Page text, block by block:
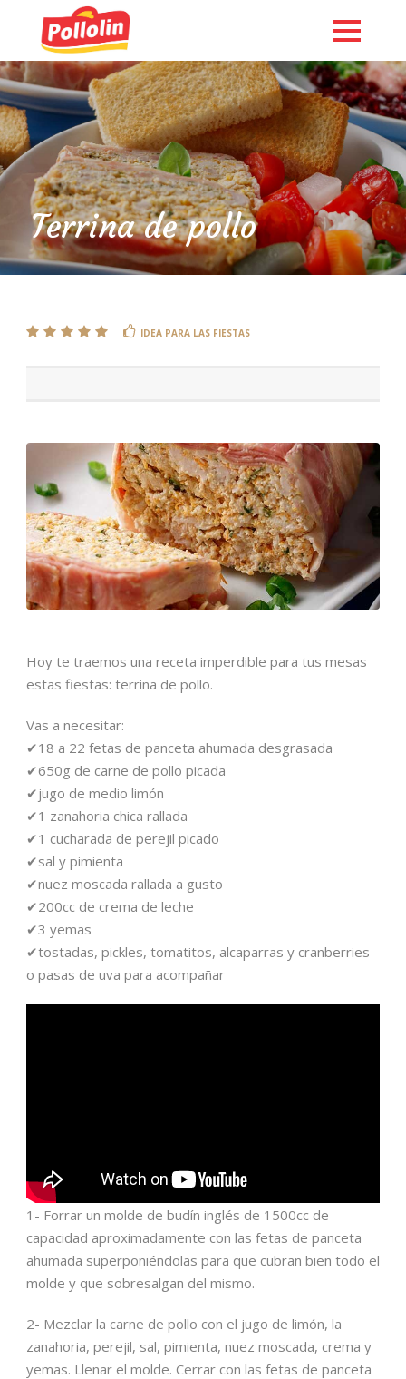
English
Terrina de pollo
IDEA PARA LAS FIESTAS
Hoy te traemos una receta imperdible para tus mesas
estas fiestas: terrina de pollo.
Vas a necesitar:
✔18 a 22 fetas de panceta ahumada desgrasada
✔650g de carne de pollo picada
✔jugo de medio limón
✔1 zanahoria chica rallada
✔1 cucharada de perejil picado
✔sal y pimienta
✔nuez moscada rallada a gusto
✔200cc de crema de leche
✔3 yemas
✔tostadas, pickles, tomatitos, alcaparras y cranberries
o pasas de uva para acompañar
1- Forrar un molde de budín inglés de 1500cc de
capacidad aproximadamente con las fetas de panceta
ahumada superponiéndolas para que cubran bien todo el
molde y que sobresalgan del mismo.
2- Mezclar la carne de pollo con el jugo de limón, la
zanahoria, perejil, sal, pimienta, nuez moscada, crema y
yemas. Llenar el molde. Cerrar con las fetas de panceta